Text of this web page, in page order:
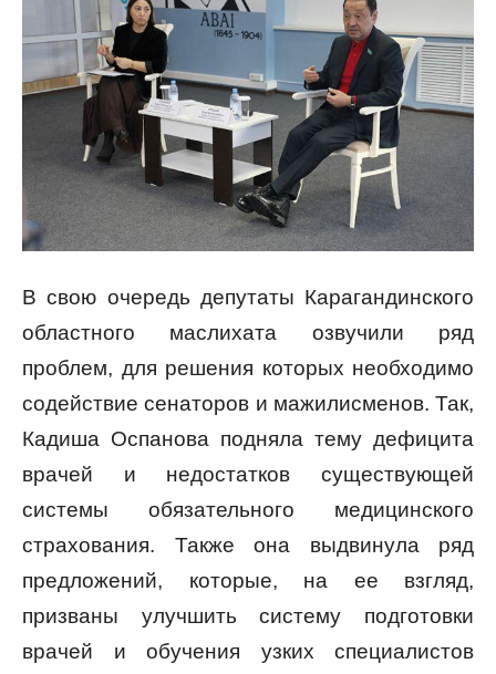
В свою очередь депутаты Карагандинского
областного маслихата озвучили ряд
проблем, для решения которых необходимо
содействие сенаторов и мажилисменов. Так,
Кадиша Оспанова подняла тему дефицита
врачей и недостатков существующей
системы обязательного медицинского
страхования. Также она выдвинула ряд
предложений, которые, на ее взгляд,
призваны улучшить систему подготовки
врачей и обучения узких специалистов